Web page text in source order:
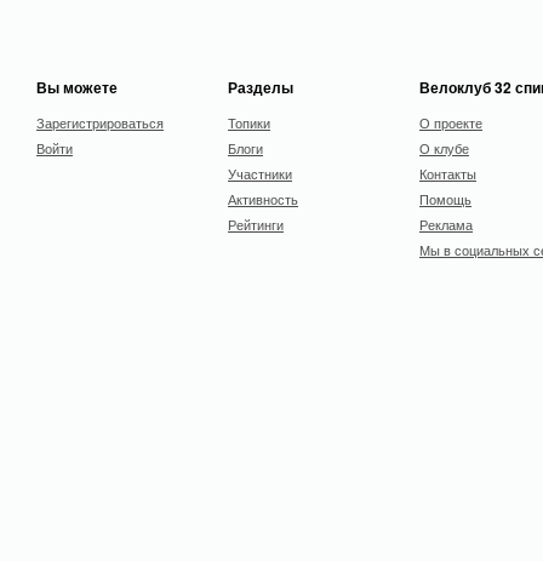
Вы можете
Зарегистрироваться
Войти
Разделы
Топики
Блоги
Участники
Активность
Рейтинги
Велоклуб 32
О проекте
О клубе
Контакты
Помощь
Реклама
Мы в социальных